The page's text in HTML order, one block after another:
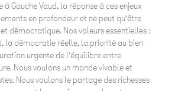
à Gauche Vaud, la réponse à ces enjeux
en profondeur et ne peut qu’être
démocratique. Nos valeurs essentielles :
la démocratie réelle, la priorité au bien
urgente de l’équilibre entre
Nous voulons un monde vivable et
Nous voulons le partage des richesses